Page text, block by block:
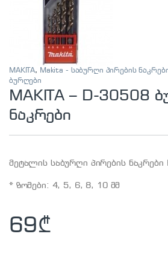
MAKITA, Makita - საბურღი პირების
ბურღები
MAKITA – D-30508
ნაკრები
მეტალის საბურღი პირების ნაკრები
* ზომები: 4, 5, 6, 8, 10 მმ
69₾